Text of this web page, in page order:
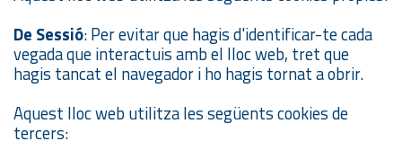
De Sessió: Per evitar que hagis d'identificar-te cada
vegada que interactuis amb el lloc web, tret que
hagis tancat el navegador i ho hagis tornat a obrir.
Aquest lloc web utilitza les següents cookies de
tercers: